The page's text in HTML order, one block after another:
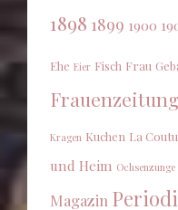
1898 1899 1900
Ehe Eier Fisch Frau
Frauenzeitung
Kragen Kuchen La
und Heim Ochsenzunge
Magazin